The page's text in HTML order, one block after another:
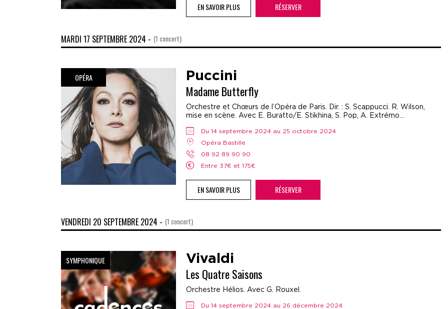
EN SAVOIR PLUS RÉSERVER
MARDI 17 SEPTEMBRE 2024 - (1 concert)
OPÉRA Puccini
Madame Butterfly
Orchestre et Chœurs de l’Opéra de Paris. Dir. : S. Scappucci. R. Wilson,
mise en scène. Avec E. Buratto/E. Stikhina, S. Pop, A. Extrémo...
Du 14 septembre 2024 au 25 octobre 2024
Opéra Bastille
08 92 89 90 90
Entre 37€ et 175€
EN SAVOIR PLUS RÉSERVER
VENDREDI 20 SEPTEMBRE 2024 - (1 concert)
SYMPHONIQUE Vivaldi
Les Quatre Saisons
Orchestre Hélios. Avec G. Rouxel.
Du 14 septembre 2024 au 26 décembre 2024